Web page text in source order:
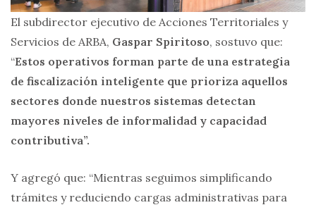
El subdirector ejecutivo de Acciones Territoriales y
Servicios de ARBA, Gaspar Spiritoso, sostuvo que:
“Estos operativos forman parte de una estrategia
de fiscalización inteligente que prioriza aquellos
sectores donde nuestros sistemas detectan
mayores niveles de informalidad y capacidad
contributiva”.
Y agregó que: “Mientras seguimos simplificando
trámites y reduciendo cargas administrativas para